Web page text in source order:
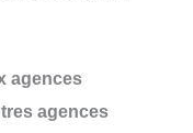
agences
agences